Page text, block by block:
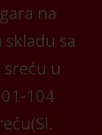
na
sa
u
104